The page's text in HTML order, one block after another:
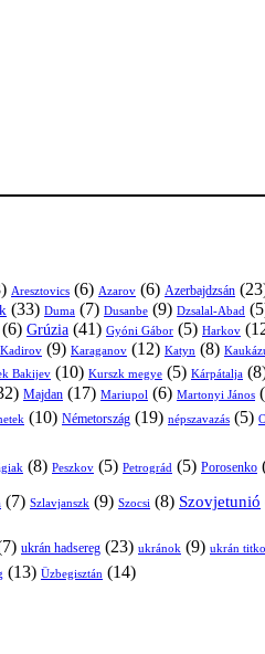
Aresztovics (6) Azarov (6) Azerbajdzsán
(33) Duma (7) Dusanbe (9) Dzsalal-Abad
(6) Grúzia (41) Gyóni Gábor (5) Harkov
Kadirov (9) Karaganov (12) Katyn (8)
Bakijev (10) Kurszk megye (5) Kárpátalja
Majdan (17) Mariupol (6) Martonyi János
(10) Németország (19) népszavazás (5)
(8) Peszkov (5) Petrográd (5) Porosenko
(7) Szlavjanszk (9) Szocsi (8) Szovjetunió
ukrán hadsereg (23) ukránok (9) ukrán
(13) Üzbegisztán (14)